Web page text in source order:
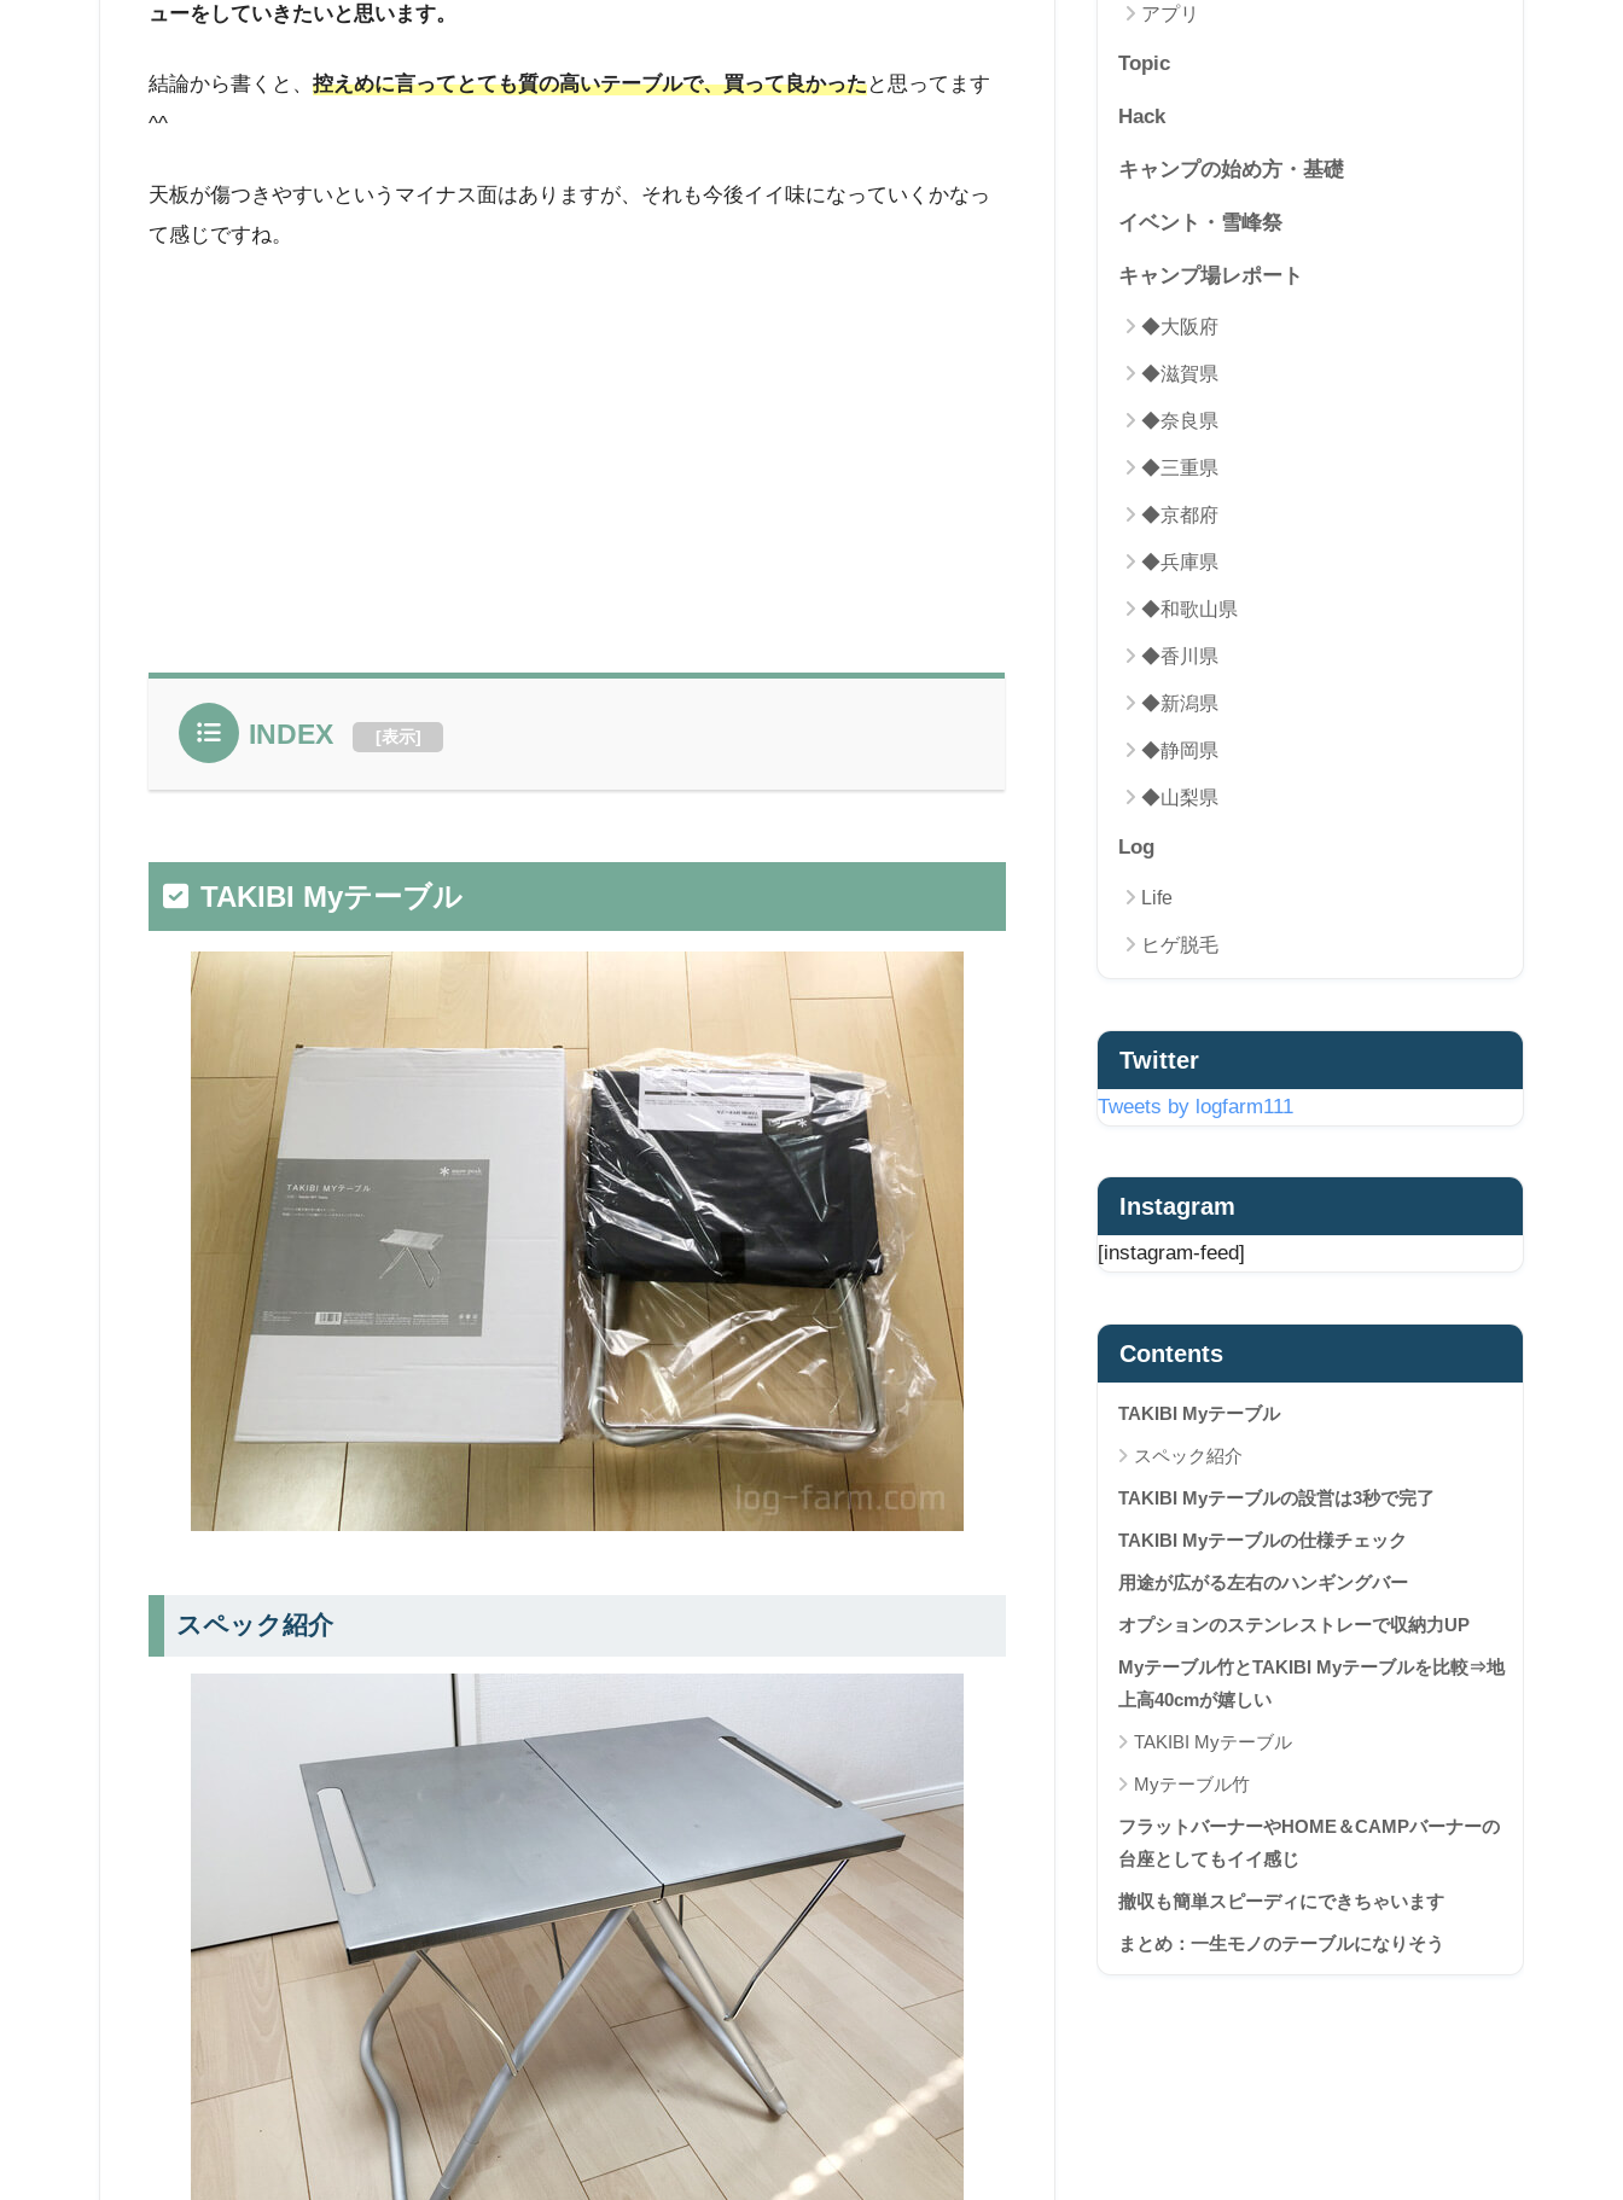
ューをしていきたいと思います。
結論から書くと、 控えめに言ってとても質の高いテーブルで、買って良かったと思ってます
^^
天板が傷つきやすいというマイナス面はありますが、それも今後イイ味になっていくかなっ
て感じですね。
INDEX [表示]
TAKIBI Myテーブル
スペック紹介
アプリ
Topic
Hack
キャンプの始め方・基礎
イベント・雪峰祭
キャンプ場レポート
◆大阪府
◆滋賀県
◆奈良県
◆三重県
◆京都府
◆兵庫県
◆和歌山県
◆香川県
◆新潟県
◆静岡県
◆山梨県
Log
Life
ヒゲ脱毛
Twitter
Tweets by logfarm111
Instagram
[instagram-feed]
Contents
TAKIBI Myテーブル
スペック紹介
TAKIBI Myテーブルの設営は3秒で完了
TAKIBI Myテーブルの仕様チェック
用途が広がる左右のハンギングバー
オプションのステンレストレーで収納力UP
Myテーブル竹とTAKIBI Myテーブルを比較⇒地
上高40cmが嬉しい
TAKIBI Myテーブル
Myテーブル竹
フラットバーナーやHOME＆CAMPバーナーの
台座としてもイイ感じ
撤収も簡単スピーディにできちゃいます
まとめ：一生モノのテーブルになりそう